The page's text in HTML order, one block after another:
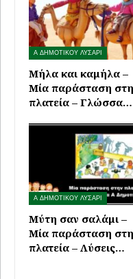
Α ΔΗΜΟΤΙΚΟΥ ΛΥΣΑΡΙ
Μήλα και καμήλα –
Μία παράσταση
πλατεία – Γλώσσα…
Α ΔΗΜΟΤΙΚΟΥ ΛΥΣΑΡΙ
Μύτη σαν σαλάμι –
Μία παράσταση
πλατεία – Λύσεις…